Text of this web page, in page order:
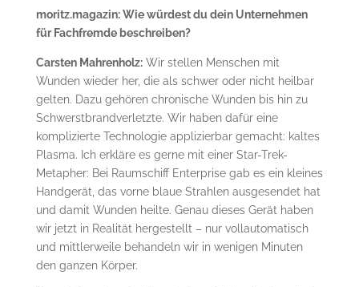
moritz.magazin: Wie würdest du dein Unternehmen
für Fachfremde beschreiben?
Carsten Mahrenholz:Wir stellen Menschen mit
Wunden wieder her, die als schwer oder nicht heilbar
gelten. Dazu gehören chronische Wunden bis hin zu
Schwerstbrandverletzte. Wir haben dafür eine
komplizierte Technologie applizierbar gemacht: kaltes
Plasma. Ich erkläre es gerne mit einer Star-Trek-
Metapher: Bei Raumschiff Enterprise gab es ein kleines
Handgerät, das vorne blaue Strahlen ausgesendet hat
und damit Wunden heilte. Genau dieses Gerät haben
wir jetzt in Realität hergestellt – nur vollautomatisch
und mittlerweile behandeln wir in wenigen Minuten
den ganzen Körper.